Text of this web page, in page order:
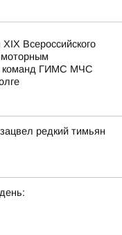
Всероссийского
команд ГИМС МЧС
редкий тимьян